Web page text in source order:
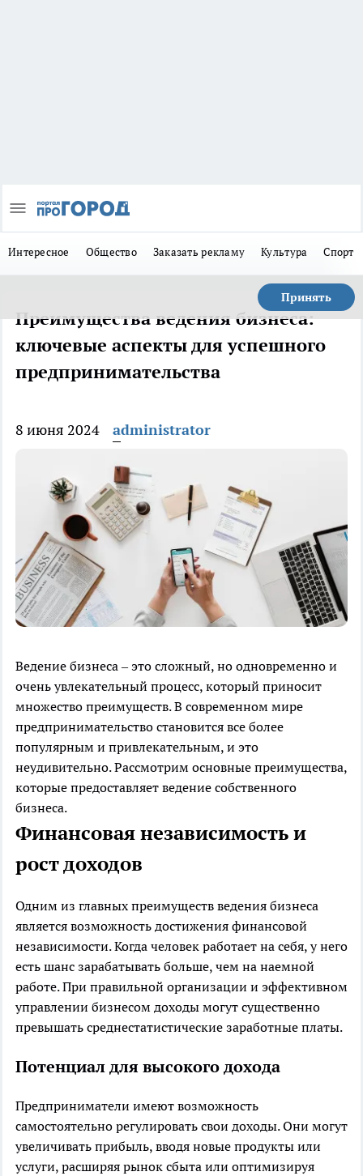
Интересное Общество Заказать рекламу Культура Спорт
Принять
Преимущества ведения бизнеса:
ключевые аспекты для успешного
предпринимательства
8 июня 2024 administrator
Ведение бизнеса – это сложный, но одновременно и
очень увлекательный процесс, который приносит
множество преимуществ. В современном мире
предпринимательство становится все более
популярным и привлекательным, и это
неудивительно. Рассмотрим основные преимущества,
которые предоставляет ведение собственного
бизнеса.
Финансовая независимость и
рост доходов
Одним из главных преимуществ ведения бизнеса
является возможность достижения финансовой
независимости. Когда человек работает на себя, у него
есть шанс зарабатывать больше, чем на наемной
работе. При правильной организации и эффективном
управлении бизнесом доходы могут существенно
превышать среднестатистические заработные платы.
Потенциал для высокого дохода
Предприниматели имеют возможность
самостоятельно регулировать свои доходы. Они могут
увеличивать прибыль, вводя новые продукты или
услуги, расширяя рынок сбыта или оптимизируя